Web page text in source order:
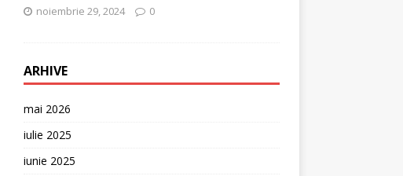
noiembrie 29, 2024 0
ARHIVE
mai 2026
iulie 2025
iunie 2025